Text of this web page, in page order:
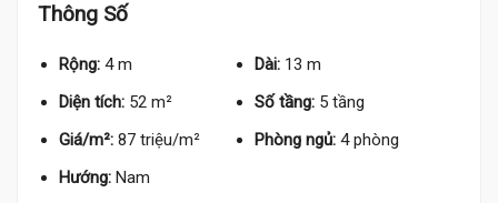
Thông Số
Rộng: 4 m Dài: 13 m
Diện tích: 52 m² Số tầng: 5 tầng
Giá/m²: 87 triệu/m² Phòng ngủ: 4 phòng
Hướng: Nam